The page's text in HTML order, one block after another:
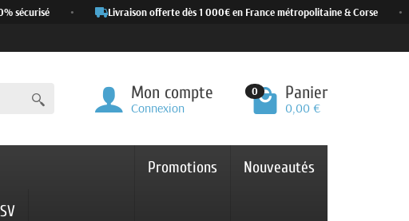
sécurisé Livraison offerte dès 1 000€ en France métropolitaine & Corse
Mon compte
Connexion
0 Panier
0,00 €
Promotions Nouveautés